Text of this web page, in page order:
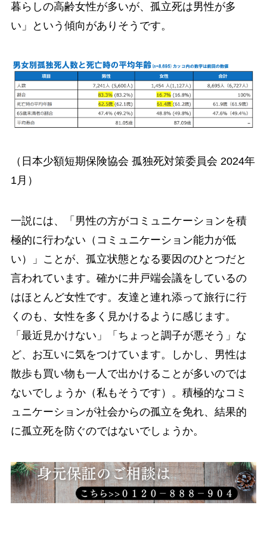
暮らしの高齢女性が多いが、孤立死は男性が多
い」という傾向がありそうです。
（日本少額短期保険協会 孤独死対策委員会 2024年
1月）
一説には、「男性の方がコミュニケーションを積
極的に行わない（コミュニケーション能力が低
い）」ことが、孤立状態となる要因のひとつだと
言われています。確かに井戸端会議をしているの
はほとんど女性です。友達と連れ添って旅行に行
くのも、女性を多く見かけるように感じます。
「最近見かけない」「ちょっと調子が悪そう」な
ど、お互いに気をつけています。しかし、男性は
散歩も買い物も一人で出かけることが多いのでは
ないでしょうか（私もそうです）。積極的なコミ
ュニケーションが社会からの孤立を免れ、結果的
に孤立死を防ぐのではないでしょうか。